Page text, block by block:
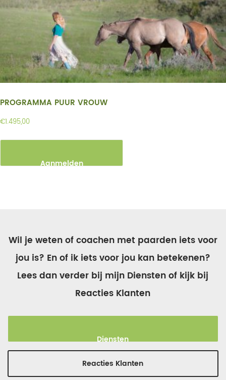
PROGRAMMA PUUR VROUW
€1.495,00
Aanmelden
Wil je weten of coachen met paarden iets voor
jou is? En of ik iets voor jou kan betekenen?
Lees dan verder bij mijn Diensten of kijk bij
Reacties Klanten
Diensten
Reacties Klanten